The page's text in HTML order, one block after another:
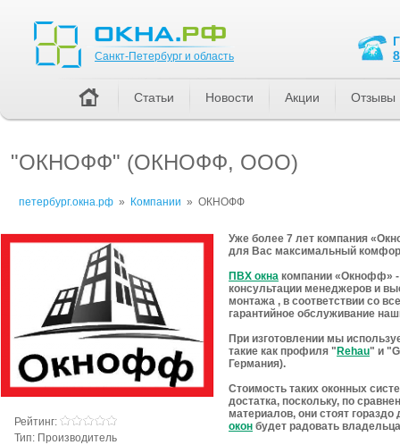
"ОКНОФФ" (ОКНОФФ, ООО)
петербург.окна.рф » Компании » ОКНОФФ
Уже более 7 лет компания
для Вас максимальный
ПВХ окна компании «Окнофф» -
консультации менеджеров и
монтажа , в соответствии со
гарантийное обслуживание
При изготовлении мы
такие как профиля " Rehau" и
Германия).
Стоимость таких оконных
достатка, поскольку, по
материалов, они стоят
окон будет радовать
Рейтинг:
Тип: Производитель
Санкт-Петербург и область
Статьи Новости Акции Отзывы